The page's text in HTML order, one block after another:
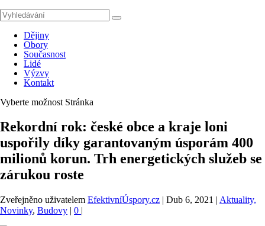
Dějiny
Obory
Současnost
Lidé
Výzvy
Kontakt
Vyberte možnost Stránka
Rekordní rok: české obce a kraje loni
uspořily díky garantovaným úsporám 400
milionů korun. Trh energetických služeb se
zárukou roste
Zveřejněno uživatelem EfektivníÚspory.cz | Dub 6, 2021 | Aktuality,
Novinky, Budovy | 0 |